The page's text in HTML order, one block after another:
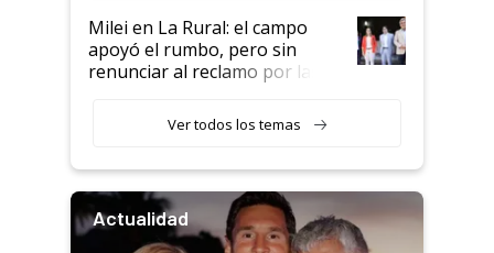
Milei en La Rural: el campo
apoyó el rumbo, pero sin
renunciar al reclamo por las
Ver todos los temas
Actualidad